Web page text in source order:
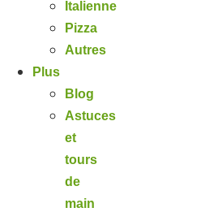
Italienne
Pizza
Autres
Plus
Blog
Astuces
et
tours
de
main